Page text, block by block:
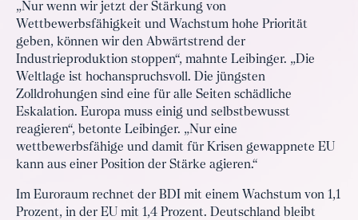
„Nur wenn wir jetzt der Stärkung von
Wettbewerbsfähigkeit und Wachstum hohe Priorität
geben, können wir den Abwärtstrend der
Industrieproduktion stoppen“, mahnte Leibinger. „Die
Weltlage ist hochanspruchsvoll. Die jüngsten
Zolldrohungen sind eine für alle Seiten schädliche
Eskalation. Europa muss einig und selbstbewusst
reagieren“, betonte Leibinger. „Nur eine
wettbewerbsfähige und damit für Krisen gewappnete EU
kann aus einer Position der Stärke agieren.“
Im Euroraum rechnet der BDI mit einem Wachstum von 1,1
Prozent, in der EU mit 1,4 Prozent. Deutschland bleibt